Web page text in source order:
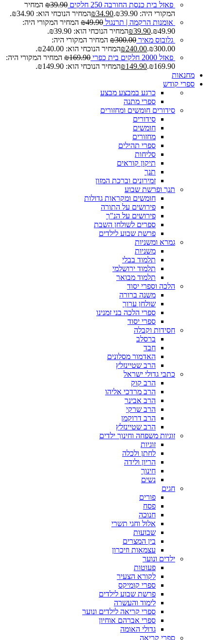
פאזל בית כנסת החורבה 250 חלקים ₪39.90
המחיר
המקורי היה: ₪39.90.
₪34.90
המחיר הנוכחי הוא: ₪34.90.
אומנות הרקמה | תרנגול
₪49.90
המחיר המקורי היה:
₪49.90.
₪39.90
המחיר הנוכחי הוא: ₪39.90.
גלובוס מאיר
₪300.00
המחיר המקורי היה:
₪300.00.
₪240.00
המחיר הנוכחי הוא: ₪240.00.
פאזל 2000 חלקים בית כפרי
₪169.90
המחיר המקורי היה:
₪169.90.
₪149.90
המחיר הנוכחי הוא: ₪149.90.
מחנאות
ספרי קודש
כרגע במבצע מבצע
ספרי מתנה
סידורים חומשים ומחזורים
סידורים
חומשים
מחזורים
ספרי תהילים
סליחות
תיקון קוראים
תנך
זמירונים וברכת המזון
תנך ופרשת שבוע
חומשים ומקראות גדולות
פירושים על התורה
פירושים על הנ"ך
ספרים לשולחן השבת
פרשת שבוע לילדים
גמרא ומשניות
משניות
תלמוד בבלי
תלמוד ירושלמי
תלמוד מבואר
הלכה וספרי יסוד
משנה ברורה
שולחן ערוך
ספרי הלכה בני זמנינו
ספרי יסוד
חסידות וקבלה
ברסלב
חבד
האדמור מסלונים
הרב שטיינזלץ
כתבי גדולי ישראל
הרב קוק
הרב מרדכי אליהו
הרב אבינר
הרב שרקי
הרב דרוקמן
הרב שטיינזלץ
זוגיות משפחה וחינוך ילדים
זוגיות
לחתן ולכלה
הריון ולידה
חינוך
נשים
חגים
פורים
פסח
חנוכה
אלול וחגי תשרי
שבועות
בין המצרים
עצמאות וזיכרון
ילדים ונוער
פעוטות
לקורא הצעיר
ספרי קומיקס
פרשת שבוע לילדים
לימוד והעשרה
ספרי קריאה לילדים ונוער
ספרי אברהם אוחיון
גדולי האומה
ספרי קריאה